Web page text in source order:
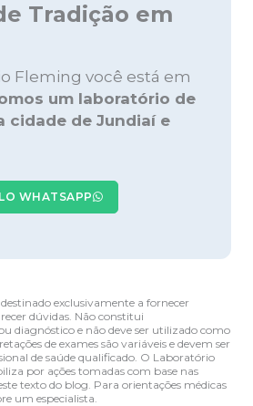
Tradição em
Fleming você está em
um laboratório de
cidade de Jundiaí e
WHATSAPP
exclusivamente a fornecer
dúvidas. Não constitui
diagnóstico e não deve ser utilizado como
de exames são variáveis e devem ser
de saúde qualificado. O Laboratório
por ações tomadas com base nas
texto do blog. Para orientações médicas
um especialista.